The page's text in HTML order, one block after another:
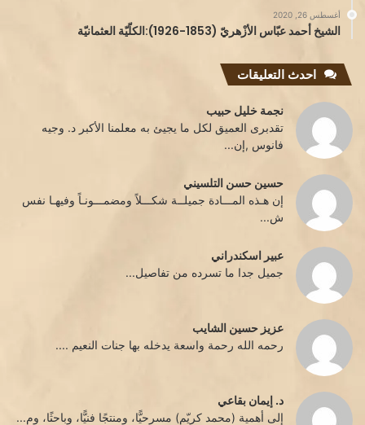
أغسطس 26, 2020
الشيخ أحمد عبّاس الأزْهريّ (1853-1926):الكلّيّة العثمانيّة
احدث التعليقات
نجمة خليل حبيب
تقدبرى العميق لكل ما يجيئ به معلمنا الأكبر د. وجيه
فانوس ,إن...
حسين حسن التلسيني
إن هـذه المـــادة جميلــة شكـــلاً ومضمـــونـاً وفيهـا نفس
ش...
عبير اسكندراني
جميل جدا ما تسرده من تفاصيل...
عزيز حسين الشايب
رحمه الله رحمة واسعة يدخله بها جنات النعيم ....
د. إيمان بقاعي
إلى أهمية (محمد كريّم) مسرحيًّا، ومنتجًا فنيًّا، وباحثًا، وم...